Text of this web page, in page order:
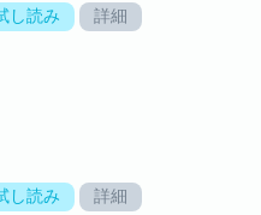
し読み 詳細
し読み 詳細